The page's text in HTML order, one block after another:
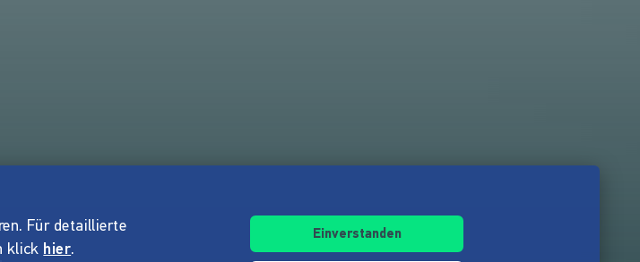
Für detaillierte
klick hier.
Einverstanden